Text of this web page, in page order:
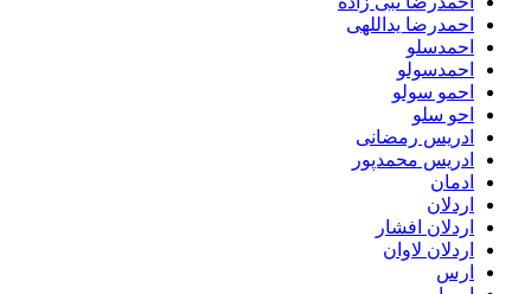
احمدرضا یداللهی
احمدسلو
احمدسولو
احمو سولو
احو سلو
ادریس رمضانی
ادریس محمدپور
ادمان
اردلان
اردلان افشار
اردلان لاوان
ارس